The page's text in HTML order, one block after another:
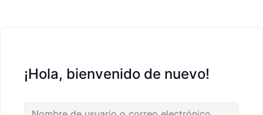
¡Hola, bienvenido de nuevo!